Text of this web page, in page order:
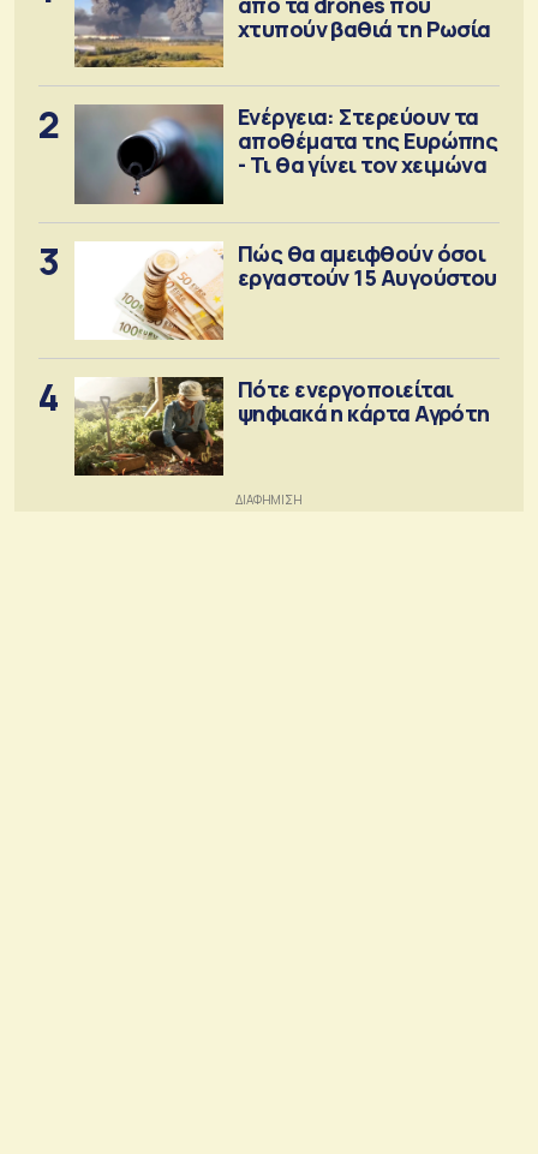
χτυπούν βαθιά τη Ρωσία
2
Ενέργεια: Στερεύουν τα
αποθέματα της Ευρώπης
- Τι θα γίνει τον χειμώνα
3
Πώς θα αμειφθούν όσοι
εργαστούν 15 Αυγούστου
4
Πότε ενεργοποιείται
ψηφιακά η κάρτα Αγρότη